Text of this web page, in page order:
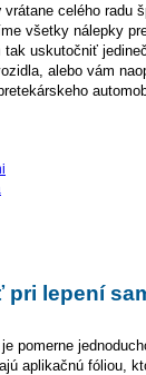
vrátane celého radu
všetky nálepky
uskutočniť
alebo vám
lepení
je pomerne
aplikačnú fóliou,